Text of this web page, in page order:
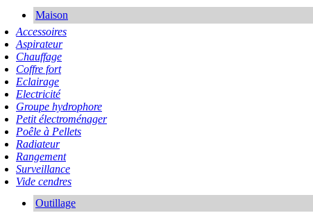
Maison
Accessoires
Aspirateur
Chauffage
Coffre fort
Eclairage
Electricité
Groupe hydrophore
Petit électroménager
Poêle à Pellets
Radiateur
Rangement
Surveillance
Vide cendres
Outillage